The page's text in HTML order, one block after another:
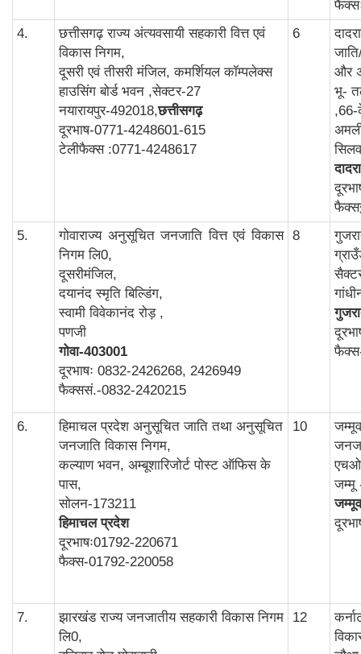
4.
छत्तीसगढ़ राज्य अंत्यवसायी सहकारी वित्त एवं
विकास निगम,
दूसरी एवं तीसरी मंजिल, कमर्शियल कॉम्‍पलेक्‍स
हाउसिंग बोर्ड भवन ,सेक्‍टर-27
नयारायपुर-492018,छत्तीसगढ़
दूरभाष-0771-4248601-615
टेलीफैक्स :0771-4248617
6
और
भू-
,66-
5.
गोवाराज्य अनुसूचित जनजाति वित्त एवं विकास
निगम लि0,
दूसरीमंजिल,
दयानंद स्मृति बिल्डिंग,
स्वामी विवेकानंद रोड़ ,
पणजी
गोवा-403001
दूरभाषः 0832-2426268, 2426949
फैक्ससं.-0832-2420215
8
6.
हिमाचल प्रदेश अनुसूचित जाति तथा अनुसूचित
जनजाति विकास निगम,
कल्याण भवन, अम्बूशारिजोर्ट पोस्ट ऑफिस के
पास,
सोलन-173211
हिमाचल प्रदेश
दूरभाषः01792-220671
फैक्स-01792-220058
10
एचओ
जम्मू
7.
झारखंड राज्य जनजातीय सहकारी विकास निगम
लि0,
12